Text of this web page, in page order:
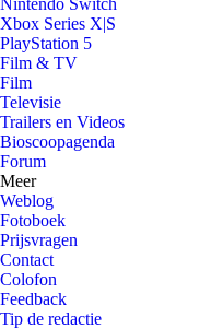
Nintendo Switch
Xbox Series X|S
PlayStation 5
Film & TV
Film
Televisie
Trailers en Videos
Bioscoopagenda
Forum
Meer
Weblog
Fotoboek
Prijsvragen
Contact
Colofon
Feedback
Tip de redactie